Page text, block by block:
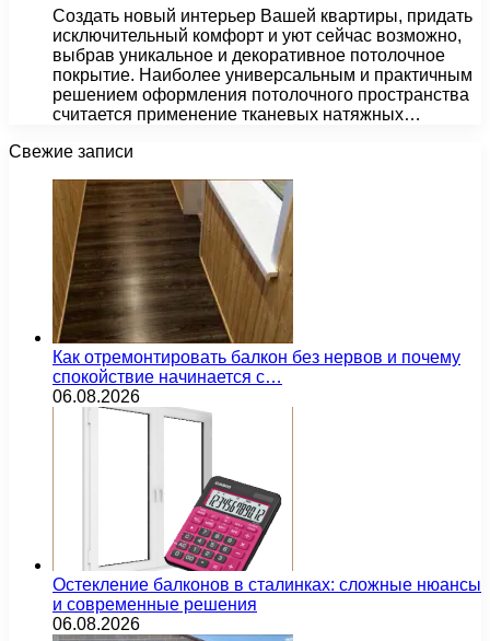
Создать новый интерьер Вашей квартиры, придать
исключительный комфорт и уют сейчас возможно,
выбрав уникальное и декоративное потолочное
покрытие. Наиболее универсальным и практичным
решением оформления потолочного пространства
считается применение тканевых натяжных…
Свежие записи
Как отремонтировать балкон без нервов и почему
спокойствие начинается с…
06.08.2026
Остекление балконов в сталинках: сложные нюансы
и современные решения
06.08.2026